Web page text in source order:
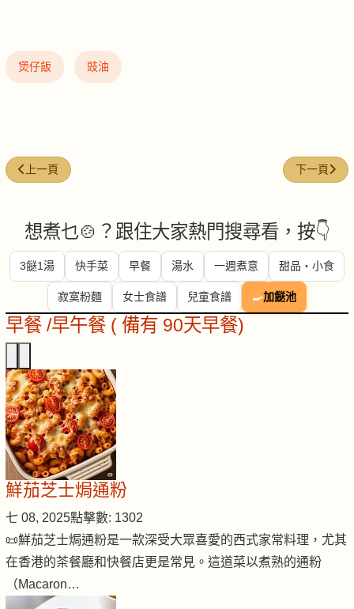
煲仔飯 豉油
上一篇文章: 滑雞煲仔飯 (+煲仔飯特輯)
上一頁 下一篇文章
下一頁
想煮乜🍲？跟住大家熱門搜尋看，按👇
3餸1湯 快手菜 早餐 湯水 一週煮意 甜品・小食
寂寞粉麵 女士食譜 兒童食譜 🍳加餸池
早餐 /早午餐 ( 備有 90天早餐)
鮮茄芝士焗通粉
七 08, 2025點擊數: 1302
📜鮮茄芝士焗通粉是一款深受大眾喜愛的西式家常料理，尤其
在香港的茶餐廳和快餐店更是常見。這道菜以煮熟的通粉
（Macaron…